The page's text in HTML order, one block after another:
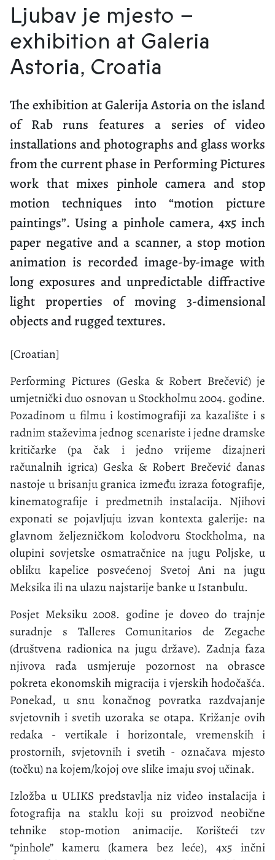
Ljubav je mjesto –
exhibition at Galeria
Astoria, Croatia
The exhibition at Galerija Astoria on the island
of Rab runs features a series of video
installations and photographs and glass works
from the current phase in Performing Pictures
work that mixes pinhole camera and stop
motion techniques into “motion picture
paintings”. Using a pinhole camera, 4x5 inch
paper negative and a scanner, a stop motion
animation is recorded image-by-image with
long exposures and unpredictable diffractive
light properties of moving 3-dimensional
objects and rugged textures.
[Croatian]
Performing Pictures (Geska & Robert Brečević) je
umjetnički duo osnovan u Stockholmu 2004. godine.
Pozadinom u filmu i kostimografiji za kazalište i s
radnim staževima jednog scenariste i jedne dramske
kritičarke (pa čak i jedno vrijeme dizajneri
računalnih igrica) Geska & Robert Brečević danas
nastoje u brisanju granica između izraza fotografije,
kinematografije i predmetnih instalacija. Njihovi
exponati se pojavljuju izvan kontexta galerije: na
glavnom željezničkom kolodvoru Stockholma, na
olupini sovjetske osmatračnice na jugu Poljske, u
obliku kapelice posvećenoj Svetoj Ani na jugu
Meksika ili na ulazu najstarije banke u Istanbulu.
Posjet Meksiku 2008. godine je doveo do trajnje
suradnje s Talleres Comunitarios de Zegache
(društvena radionica na jugu države). Zadnja faza
njivova rada usmjeruje pozornost na obrasce
pokreta ekonomskih migracija i vjerskih hodočašća.
Ponekad, u snu konačnog povratka razdvajanje
svjetovnih i svetih uzoraka se otapa. Križanje ovih
redaka - vertikale i horizontale, vremenskih i
prostornih, svjetovnih i svetih - označava mjesto
(točku) na kojem/kojoj ove slike imaju svoj učinak.
Izložba u ULIKS predstavlja niz video instalacija i
fotografija na staklu koji su proizvod neobične
tehnike stop-motion animacije. Korišteći tzv
“pinhole” kameru (kamera bez leće), 4x5 inčni